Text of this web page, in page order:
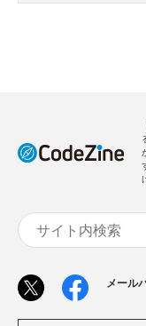
メール